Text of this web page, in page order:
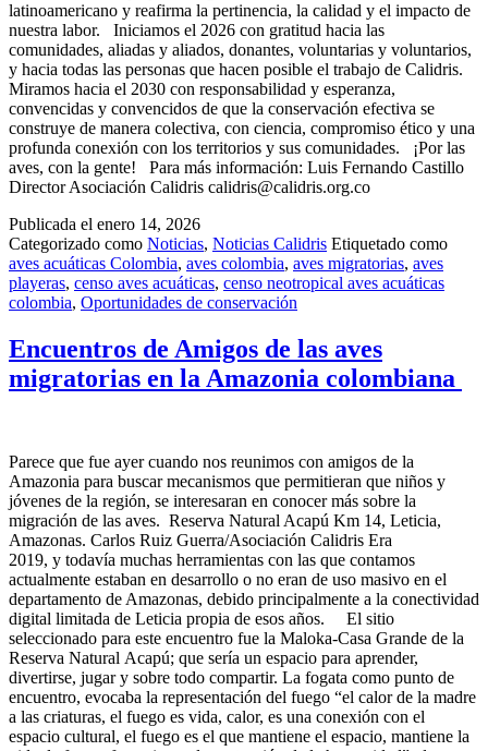
latinoamericano y reafirma la pertinencia, la calidad y el impacto de
nuestra labor. Iniciamos el 2026 con gratitud hacia las
comunidades, aliadas y aliados, donantes, voluntarias y voluntarios,
y hacia todas las personas que hacen posible el trabajo de Calidris.
Miramos hacia el 2030 con responsabilidad y esperanza,
convencidas y convencidos de que la conservación efectiva se
construye de manera colectiva, con ciencia, compromiso ético y una
profunda conexión con los territorios y sus comunidades. ¡Por las
aves, con la gente! Para más información: Luis Fernando Castillo
Director Asociación Calidris calidris@calidris.org.co
Publicada el enero 14, 2026
Categorizado como Noticias, Noticias Calidris Etiquetado como
aves acuáticas Colombia, aves colombia, aves migratorias, aves
playeras, censo aves acuáticas, censo neotropical aves acuáticas
colombia, Oportunidades de conservación
Encuentros de Amigos de las aves
migratorias en la Amazonia colombiana
Parece que fue ayer cuando nos reunimos con amigos de la
Amazonia para buscar mecanismos que permitieran que niños y
jóvenes de la región, se interesaran en conocer más sobre la
migración de las aves. Reserva Natural Acapú Km 14, Leticia,
Amazonas. Carlos Ruiz Guerra/Asociación Calidris Era
2019, y todavía muchas herramientas con las que contamos
actualmente estaban en desarrollo o no eran de uso masivo en el
departamento de Amazonas, debido principalmente a la conectividad
digital limitada de Leticia propia de esos años. El sitio
seleccionado para este encuentro fue la Maloka-Casa Grande de la
Reserva Natural Acapú; que sería un espacio para aprender,
divertirse, jugar y sobre todo compartir. La fogata como punto de
encuentro, evocaba la representación del fuego “el calor de la madre
a las criaturas, el fuego es vida, calor, es una conexión con el
espacio cultural, el fuego es el que mantiene el espacio, mantiene la